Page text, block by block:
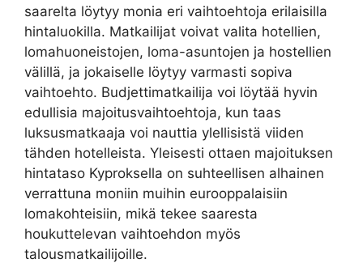
saarelta löytyy monia eri vaihtoehtoja erilaisilla
hintaluokilla. Matkailijat voivat valita hotellien,
lomahuoneistojen, loma-asuntojen ja hostellien
välillä, ja jokaiselle löytyy varmasti sopiva
vaihtoehto. Budjettimatkailija voi löytää hyvin
edullisia majoitusvaihtoehtoja, kun taas
luksusmatkaaja voi nauttia ylellisistä viiden
tähden hotelleista. Yleisesti ottaen majoituksen
hintataso Kyproksella on suhteellisen alhainen
verrattuna moniin muihin eurooppalaisiin
lomakohteisiin, mikä tekee saaresta
houkuttelevan vaihtoehdon myös
talousmatkailijoille.